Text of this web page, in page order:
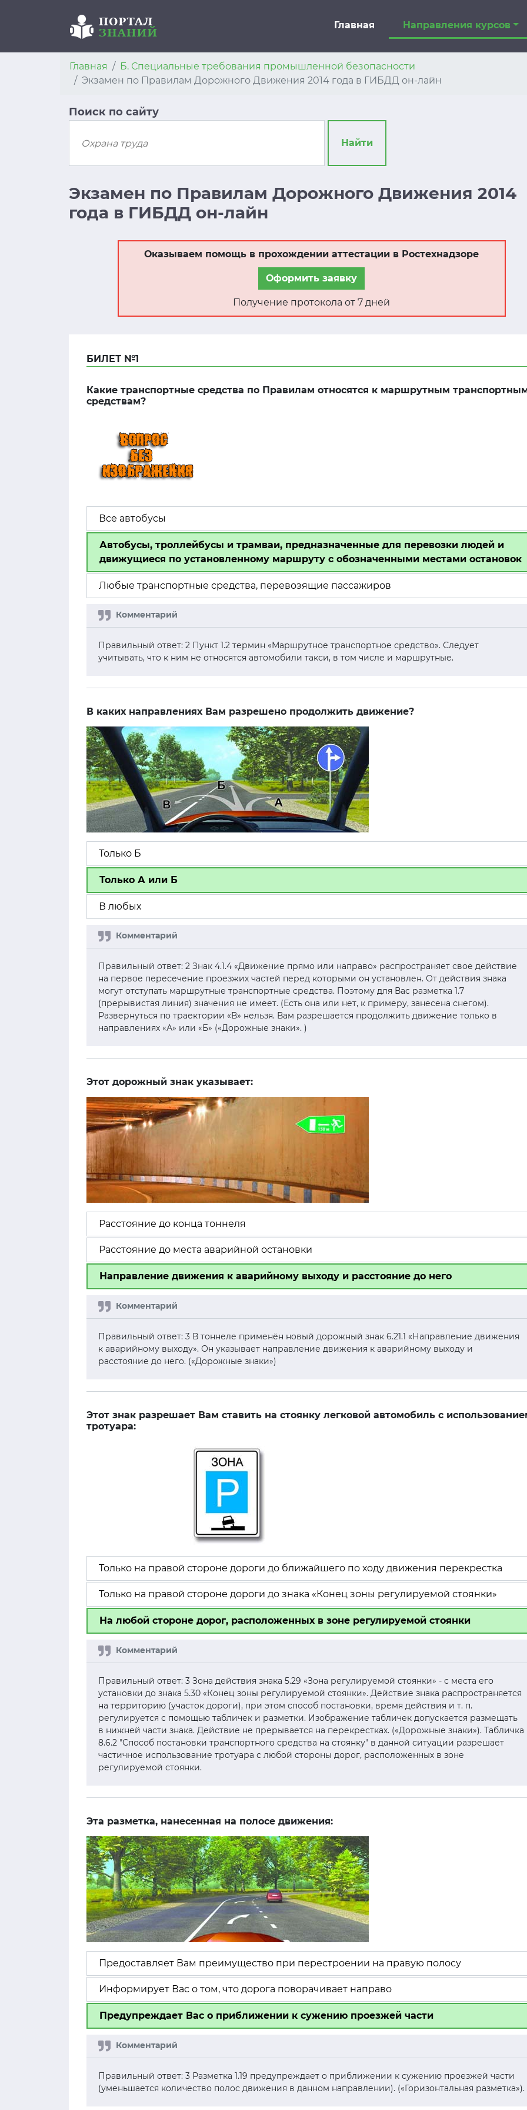
Главная Направления курсов
Главная
Б. Специальные требования промышленной безопасности
Экзамен по Правилам Дорожного Движения 2014 года в ГИБДД он-лайн
Поиск по сайту
Найти
Экзамен по Правилам Дорожного Движения 2014
года в ГИБДД он-лайн
Оказываем помощь в прохождении аттестации в Ростехнадзоре
Оформить заявку
Получение протокола от 7 дней
БИЛЕТ №1
Какие транспортные средства по Правилам относятся к маршрутным
средствам?
Все автобусы
Автобусы, троллейбусы и трамваи, предназначенные для перевозки людей и
движущиеся по установленному маршруту с обозначенными местами остановок
Любые транспортные средства, перевозящие пассажиров
Правильный ответ: 2 Пункт 1.2 термин «Маршрутное транспортное средство». Следует
учитывать, что к ним не относятся автомобили такси, в том числе и маршрутные.
В каких направлениях Вам разрешено продолжить движение?
Только Б
Только А или Б
В любых
Правильный ответ: 2 Знак 4.1.4 «Движение прямо или направо» распространяет свое действие
на первое пересечение проезжих частей перед которыми он установлен. От действия знака
могут отступать маршрутные транспортные средства. Поэтому для Вас разметка 1.7
(прерывистая линия) значения не имеет. (Есть она или нет, к примеру, занесена снегом).
Развернуться по траектории «В» нельзя. Вам разрешается продолжить движение только в
направлениях «А» или «Б» («Дорожные знаки». )
Этот дорожный знак указывает:
Расстояние до конца тоннеля
Расстояние до места аварийной остановки
Направление движения к аварийному выходу и расстояние до него
Правильный ответ: 3 В тоннеле применён новый дорожный знак 6.21.1 «Направление движения
к аварийному выходу». Он указывает направление движения к аварийному выходу и
расстояние до него. («Дорожные знаки»)
Этот знак разрешает Вам ставить на стоянку легковой автомобиль с
тротуара:
Только на правой стороне дороги до ближайшего по ходу движения перекрестка
Только на правой стороне дороги до знака «Конец зоны регулируемой стоянки»
На любой стороне дорог, расположенных в зоне регулируемой стоянки
Правильный ответ: 3 Зона действия знака 5.29 «Зона регулируемой стоянки» - с места его
установки до знака 5.30 «Конец зоны регулируемой стоянки». Действие знака распространяется
на территорию (участок дороги), при этом способ постановки, время действия и т. п.
регулируется с помощью табличек и разметки. Изображение табличек допускается размещать
в нижней части знака. Действие не прерывается на перекрестках. («Дорожные знаки»). Табличка
8.6.2 "Способ постановки транспортного средства на стоянку" в данной ситуации разрешает
частичное использование тротуара с любой стороны дорог, расположенных в зоне
регулируемой стоянки.
Эта разметка, нанесенная на полосе движения:
Предоставляет Вам преимущество при перестроении на правую полосу
Информирует Вас о том, что дорога поворачивает направо
Предупреждает Вас о приближении к сужению проезжей части
Правильный ответ: 3 Разметка 1.19 предупреждает о приближении к сужению проезжей части
(уменьшается количество полос движения в данном направлении). («Горизонтальная разметка»).